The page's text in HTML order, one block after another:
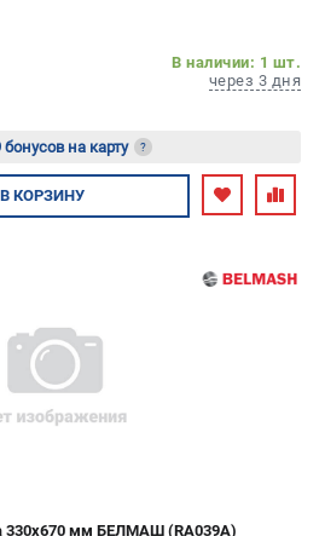
В наличии: 1 шт.
через 3 дня
бонусов на карту ?
В КОРЗИНУ
330х670 мм БЕЛМАШ (RA039A)